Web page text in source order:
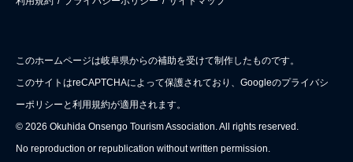
このホームページは岐阜県からの補助を受けて制作したものです。
このサイトはreCAPTCHAによって保護されており、Googleのプライバシ
ーポリシーと利用規約が適用されます。
© 2026 Okuhida Onsengo Tourism Association. All rights reserved.
No reproduction or republication without written permission.